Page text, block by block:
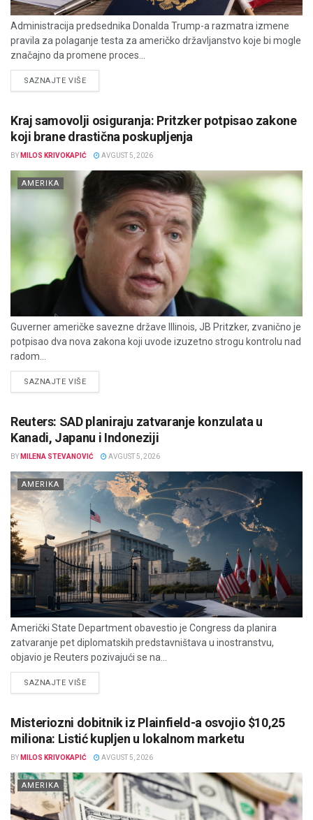
Administracija predsednika Donalda Trump-a razmatra izmene
pravila za polaganje testa za američko državljanstvo koje bi mogle
značajno da promene proces...
SAZNAJTE VIŠEDETAILS
Kraj samovolji osiguranja: Pritzker potpisao zakone
koji brane drastična poskupljenja
BY MILOS KRIVOKAPIĆ AVGUST 5, 2026
AMERIKA
Guverner američke savezne države Illinois, JB Pritzker, zvanično je
potpisao dva nova zakona koji uvode izuzetno strogu kontrolu nad
radom...
SAZNAJTE VIŠEDETAILS
Reuters: SAD planiraju zatvaranje konzulata u
Kanadi, Japanu i Indoneziji
BY MILENA STEVANOVIĆ AVGUST 5, 2026
AMERIKA
Američki State Department obavestio je Congress da planira
zatvaranje pet diplomatskih predstavništava u inostranstvu,
objavio je Reuters pozivajući se na...
SAZNAJTE VIŠEDETAILS
Misteriozni dobitnik iz Plainfield-a osvojio $10,25
miliona: Listić kupljen u lokalnom marketu
BY MILOS KRIVOKAPIĆ AVGUST 5, 2026
AMERIKA